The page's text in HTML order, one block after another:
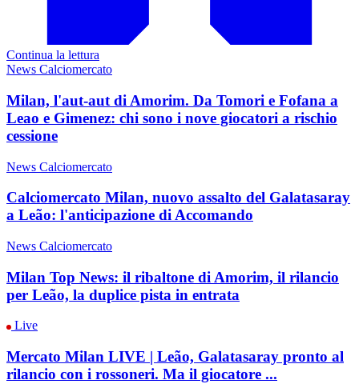
Continua la lettura
News Calciomercato
Milan, l'aut-aut di Amorim. Da Tomori e Fofana a
Leao e Gimenez: chi sono i nove giocatori a rischio
cessione
News Calciomercato
Calciomercato Milan, nuovo assalto del Galatasaray
a Leão: l'anticipazione di Accomando
News Calciomercato
Milan Top News: il ribaltone di Amorim, il rilancio
per Leão, la duplice pista in entrata
Live
Mercato Milan LIVE | Leão, Galatasaray pronto al
rilancio con i rossoneri. Ma il giocatore ...